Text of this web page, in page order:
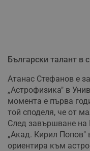
Български талант в
Атанас Стефанов е
„Астрофизика" в
момента е първа
той споделя, че от
След завършване на
„Акад. Кирил Попов"
ориентира към